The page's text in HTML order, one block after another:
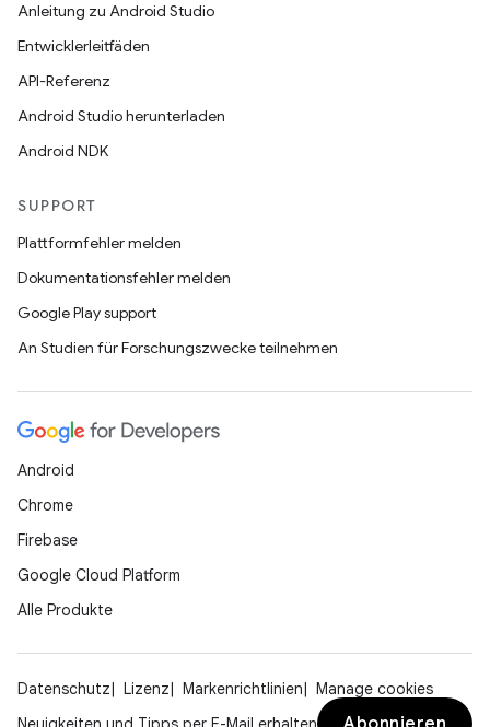
Anleitung zu Android Studio
Entwicklerleitfäden
API-Referenz
Android Studio herunterladen
Android NDK
SUPPORT
Plattformfehler melden
Dokumentationsfehler melden
Google Play support
An Studien für Forschungszwecke teilnehmen
Android
Chrome
Firebase
Google Cloud Platform
Alle Produkte
Datenschutz Lizenz Markenrichtlinien
Manage cookies